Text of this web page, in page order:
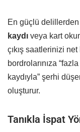
En güçlü
kaydı veya kart
çıkış saatlerinizi
bordrolarınıza
kaydıyla” şerhi
oluşturur.
Tanıkla İspat